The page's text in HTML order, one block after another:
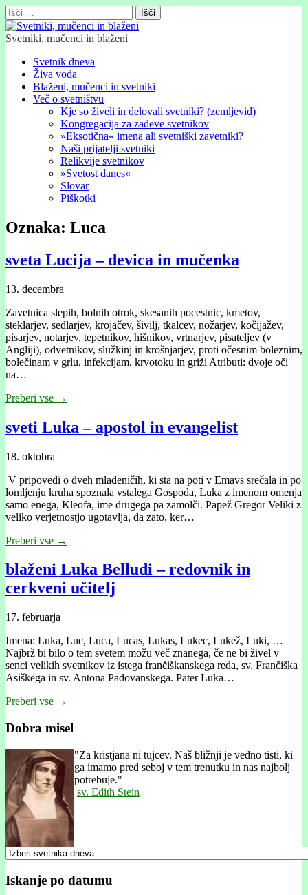
Išči:
Svetniki, mučenci in blaženi
Glavni
meni
Skip
content
Svetnik dneva
Živa voda
Blaženi, mučenci in svetniki
Več o svetništvu
Kje so živeli in delovali svetniki? (zemljevid)
Kongregacija za zadeve svetnikov
»Eksotična« imena ali svetniški zavetniki?
Naši prijatelji svetniki
Relikvije svetnikov
»Svetost danes«
Slovar
Piškotki
Oznaka: Luca
sveta Lucija – devica in mučenka
13. decembra
Zavetnica slepih, bolnih otrok, skesanih pocestnic, kmetov,
steklarjev, sedlarjev, krojačev, šivilj, tkalcev, nožarjev, kočijažev,
pisarjev, notarjev, tepetnikov, hišnikov, vrtnarjev, pisateljev (v
Angliji), odvetnikov, služkinj in krošnjarjev, proti očesnim boleznim,
bolečinam v grlu, infekcijam, krvotoku in griži Atributi: dvoje oči
na…
Preberi vse →
sveti Luka – apostol in evangelist
18. oktobra
V pripovedi o dveh mladeničih, ki sta na poti v Emavs srečala in po
lomljenju kruha spoznala vstalega Gospoda, Luka z imenom omenja
samo enega, Kleofa, ime drugega pa zamolči. Papež Gregor Veliki z
veliko verjetnostjo ugotavlja, da zato, ker…
Preberi vse →
blaženi Luka Belludi – redovnik in
cerkveni učitelj
17. februarja
Imena: Luka, Luc, Luca, Lucas, Lukas, Lukec, Lukež, Luki, …
Najbrž bi bilo o tem svetem možu več znanega, če ne bi živel v
senci velikih svetnikov iz istega frančiškanskega reda, sv. Frančiška
Asiškega in sv. Antona Padovanskega. Pater Luka…
Preberi vse →
Dobra misel
"Za kristjana ni tujcev. Naš bližnji je vedno tisti, ki
ga imamo pred seboj v tem trenutku in nas najbolj
potrebuje."
sv. Edith Stein
Iskanje po datumu